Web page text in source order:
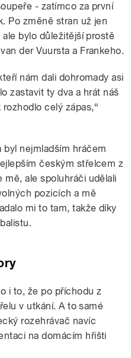
- zatímco za první
Po změně stran už jen
bylo důležitější prostě
der Vuursta a Frankeho.
nám dali dohromady asi
zastavit ty dva a hrát náš
celý zápas,“
byl nejmladším hráčem
českým střelcem z
mě, ale spoluhráči udělali
pozicích a mě
mi to tam, takže díky
i to, že po příchodu z
v utkání. A to samé
rozehrávač navíc
na domácím hřišti